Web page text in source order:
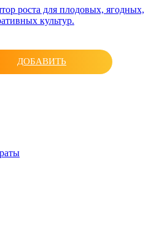
роста для плодовых, ягодных,
культур.
ДОБАВИТЬ